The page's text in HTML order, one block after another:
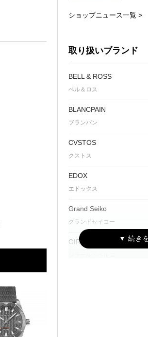
ショップニュース一覧 >
取り扱いブランド
BELL & ROSS
ベル＆ロス
BLANCPAIN
ブランパン
CVSTOS
クストス
EDOX
エドックス
Grand Seiko
グランドセイコー
GIRARD-PERREGAUX